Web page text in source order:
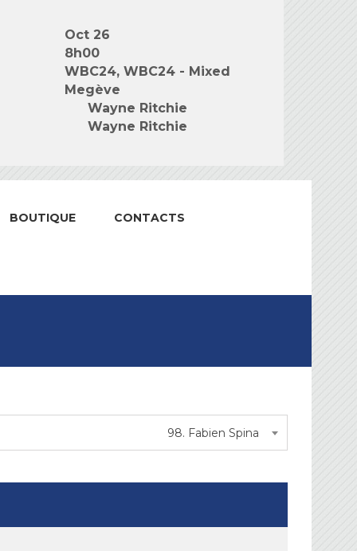
Oct 26
8h00
WBC24, WBC24 - Mixed
Megève
Wayne Ritchie
Wayne Ritchie
BOUTIQUE CONTACTS
98. Fabien Spina